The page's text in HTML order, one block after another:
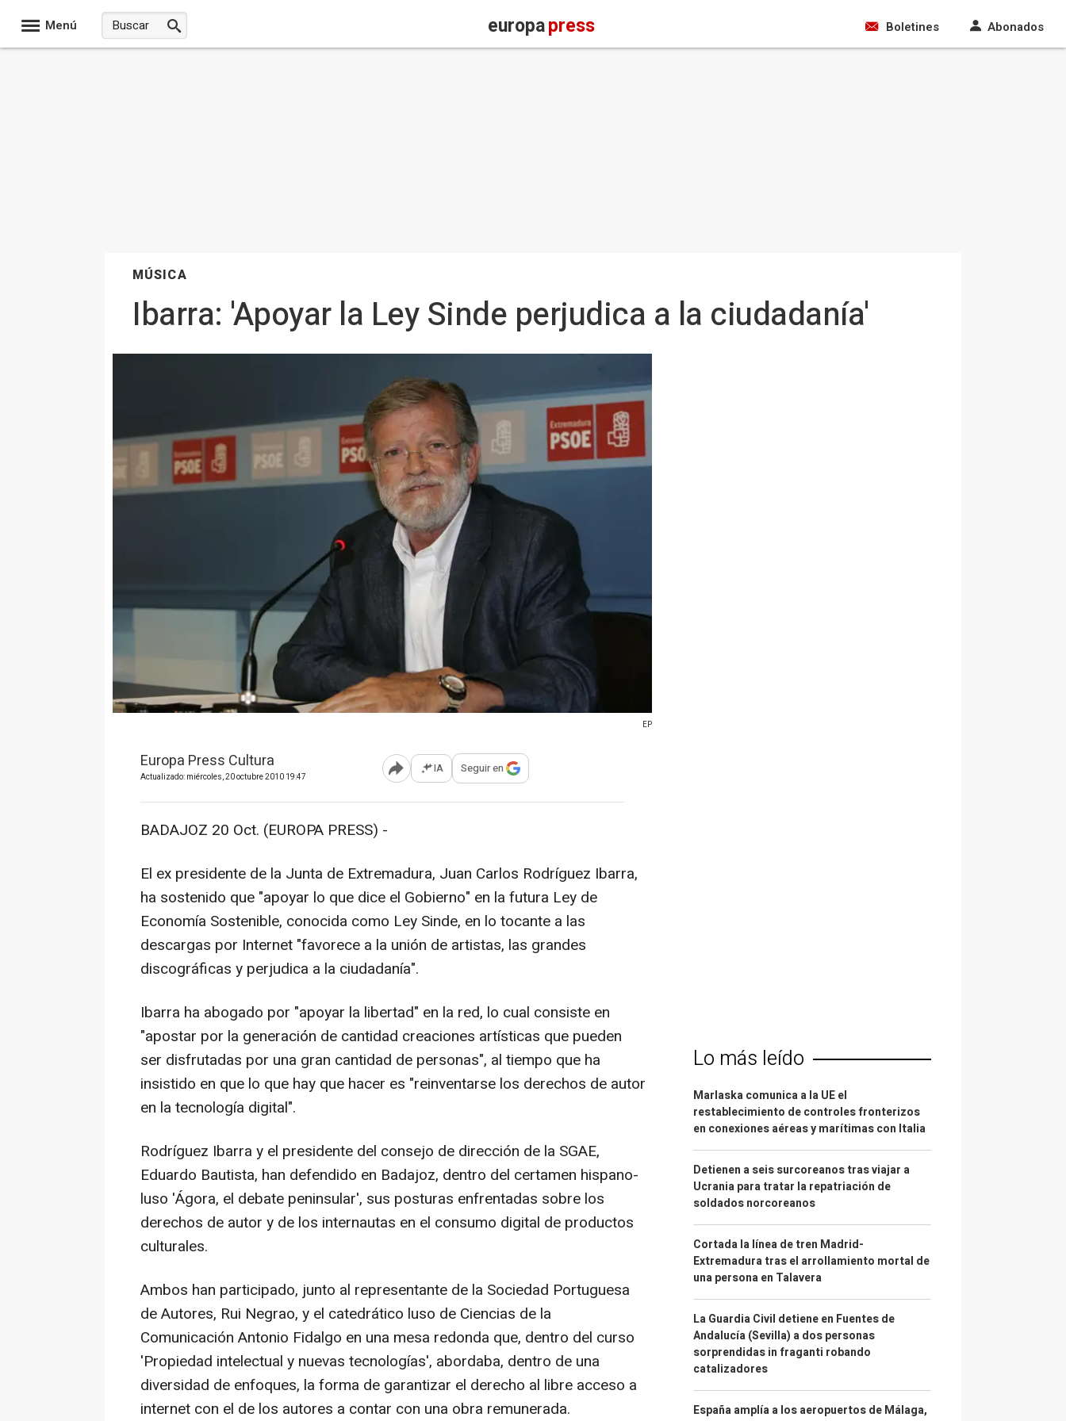
Menú europapress Boletines Abonados
MÚSICA
Ibarra: 'Apoyar la Ley Sinde perjudica a la ciudadanía'
EP
Europa Press Cultura
Actualizado: miércoles, 20 octubre 2010 19:47 Abrir opciones para compartir
IA Seguir en
BADAJOZ 20 Oct. (EUROPA PRESS) -
El ex presidente de la Junta de Extremadura, Juan Carlos Rodríguez Ibarra,
ha sostenido que "apoyar lo que dice el Gobierno" en la futura Ley de
Economía Sostenible, conocida como Ley Sinde, en lo tocante a las
descargas por Internet "favorece a la unión de artistas, las grandes
discográficas y perjudica a la ciudadanía".
Ibarra ha abogado por "apoyar la libertad" en la red, lo cual consiste en
"apostar por la generación de cantidad creaciones artísticas que pueden
ser disfrutadas por una gran cantidad de personas", al tiempo que ha
insistido en que lo que hay que hacer es "reinventarse los derechos de autor
en la tecnología digital".
Rodríguez Ibarra y el presidente del consejo de dirección de la SGAE,
Eduardo Bautista, han defendido en Badajoz, dentro del certamen hispano-
luso 'Ágora, el debate peninsular', sus posturas enfrentadas sobre los
derechos de autor y de los internautas en el consumo digital de productos
culturales.
Ambos han participado, junto al representante de la Sociedad Portuguesa
de Autores, Rui Negrao, y el catedrático luso de Ciencias de la
Comunicación Antonio Fidalgo en una mesa redonda que, dentro del curso
'Propiedad intelectual y nuevas tecnologías', abordaba, dentro de una
diversidad de enfoques, la forma de garantizar el derecho al libre acceso a
internet con el de los autores a contar con una obra remunerada.
Lo más leído
Marlaska comunica a la UE el
restablecimiento de controles fronterizos
en conexiones aéreas y marítimas con Italia
Detienen a seis surcoreanos tras viajar a
Ucrania para tratar la repatriación de
soldados norcoreanos
Cortada la línea de tren Madrid-
Extremadura tras el arrollamiento mortal de
una persona en Talavera
La Guardia Civil detiene en Fuentes de
Andalucía (Sevilla) a dos personas
sorprendidas in fraganti robando
catalizadores
España amplía a los aeropuertos de Málaga,